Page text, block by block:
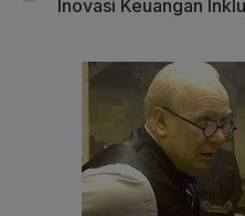
Inovasi Keuangan